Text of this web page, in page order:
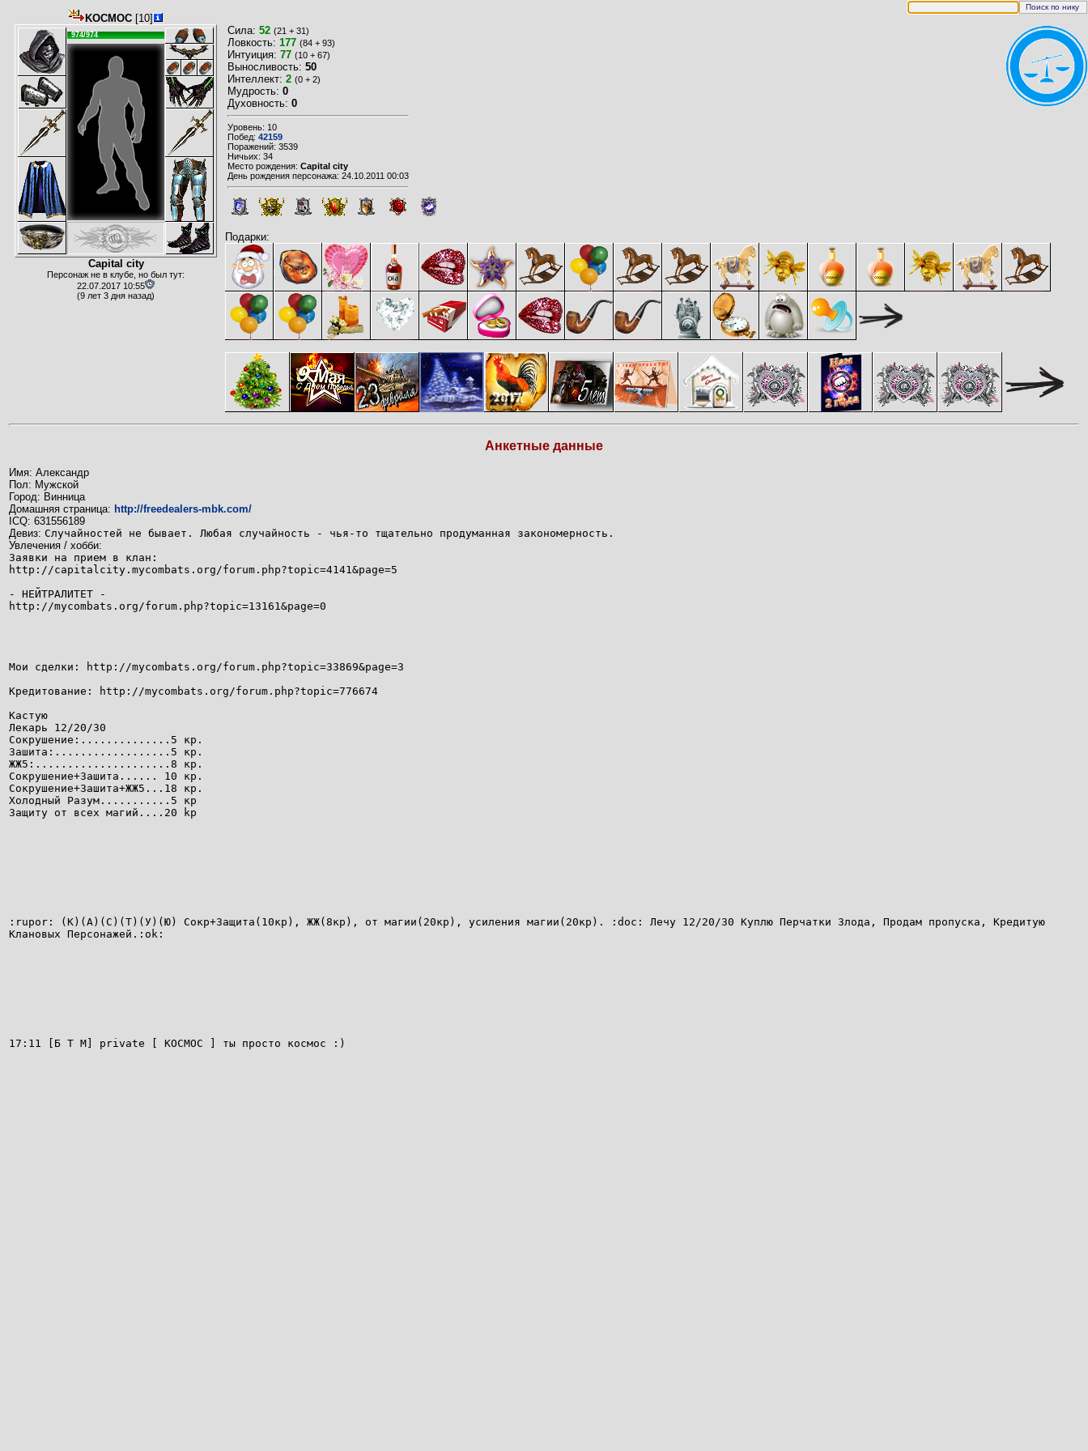
KOCMOC [10]
974/974
Capital city
Персонаж не в клубе, но был тут:
22.07.2017 10:55
(9 лет 3 дня назад)
Сила: 52 (21 + 31)
Ловкость: 177 (84 + 93)
Интуиция: 77 (10 + 67)
Выносливость: 50
Интеллект: 2 (0 + 2)
Мудрость: 0
Духовность: 0
Уровень: 10
Побед: 42159
Поражений: 3539
Ничьих: 34
Место рождения: Capital city
День рождения персонажа: 24.10.2011 00:03
Подарки:
Анкетные данные
Имя: Александр
Пол: Мужской
Город: Винница
Домашняя страница: http://freedealers-mbk.com/
ICQ: 631556189
Девиз: Случайностей не бывает. Любая случайность - чья-то тщательно продуманная закономерность.
Увлечения / хобби:
Заявки на прием в клан:
http://capitalcity.mycombats.org/forum.php?topic=4141&page=5
- НЕЙТРАЛИТЕТ -
http://mycombats.org/forum.php?topic=13161&page=0
Мои сделки: http://mycombats.org/forum.php?topic=33869&page=3
Кредитование: http://mycombats.org/forum.php?topic=776674
Кастую
Лекарь 12/20/30
Сокрушение:..............5 кр.
Зашита:..................5 кр.
ЖЖ5:.....................8 кр.
Сокрушение+Зашита...... 10 кр.
Сокрушение+Зашита+ЖЖ5...18 кр.
Холодный Разум...........5 кр
Защиту от всех магий....20 kр
:rupor: (К)(А)(С)(Т)(У)(Ю) Сокр+Защита(10кр), ЖЖ(8кр), от магии(20кр), усиления магии(20кр). :doc: Лечу 12/20/30 Куплю Перчатки Злода, Продам пропуска, Кредитую
Клановых Персонажей.:ok:
17:11 [Б Т М] private [ KOCMOC ] ты просто космос :)